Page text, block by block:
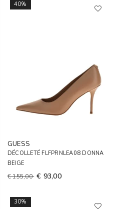
40%
GUESS
DÉCOLLETÉ FLFPRNLEA08 DONNA
BEIGE
€ 155,00 € 93,00
30%